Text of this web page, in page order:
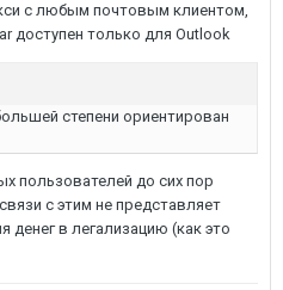
с любым почтовым клиентом,
доступен только для Outlook
степени ориентирован
пользователей до сих пор
с этим не представляет
денег в легализацию (как это